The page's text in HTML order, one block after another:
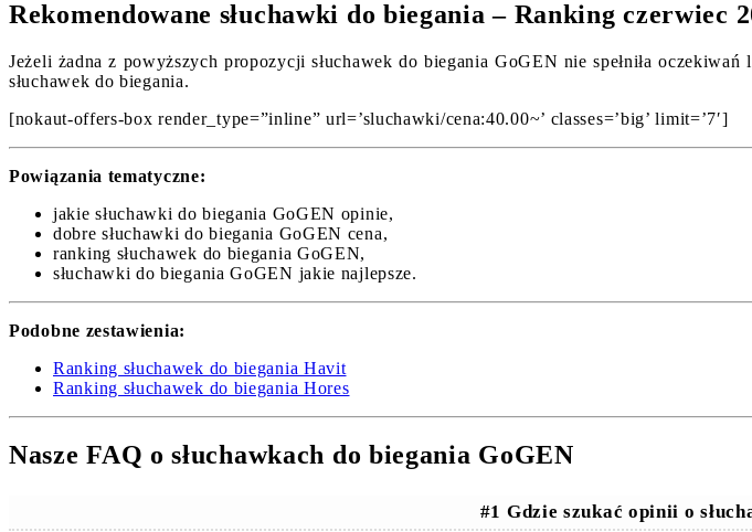
Rekomendowane słuchawki do biegania – Ranking czerwiec
Jeżeli żadna z powyższych propozycji słuchawek do biegania GoGEN nie spełniła
słuchawek do biegania.
[nokaut-offers-box render_type=”inline” url=’sluchawki/cena:40.00~’ classes=’big’ limit=’7′]
Powiązania tematyczne:
jakie słuchawki do biegania GoGEN opinie,
dobre słuchawki do biegania GoGEN cena,
ranking słuchawek do biegania GoGEN,
słuchawki do biegania GoGEN jakie najlepsze.
Podobne zestawienia:
Ranking słuchawek do biegania Havit
Ranking słuchawek do biegania Hores
Nasze FAQ o słuchawkach do biegania GoGEN
#1 Gdzie szukać opinii o